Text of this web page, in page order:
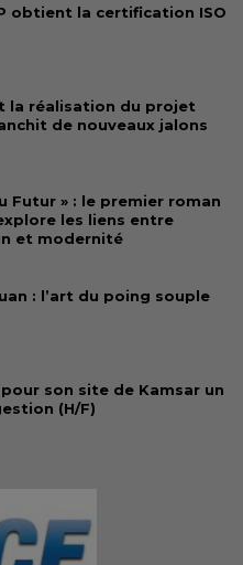
obtient la certification ISO
la réalisation du projet
de nouveaux jalons
Futur » : le premier roman
les liens entre
et modernité
: l’art du poing souple
son site de Kamsar un
(H/F)